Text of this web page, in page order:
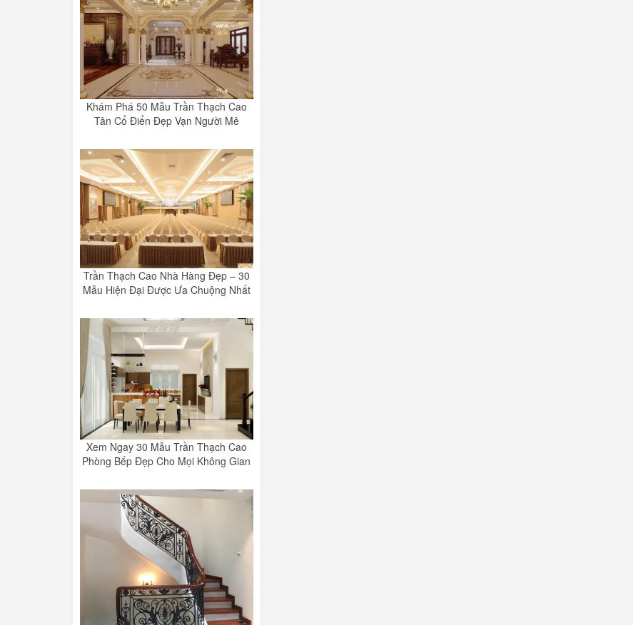
Khám Phá 50 Mẫu Trần Thạch Cao
Tân Cổ Điển Đẹp Vạn Người Mê
Trần Thạch Cao Nhà Hàng Đẹp – 30
Mẫu Hiện Đại Được Ưa Chuộng Nhất
Xem Ngay 30 Mẫu Trần Thạch Cao
Phòng Bếp Đẹp Cho Mọi Không Gian